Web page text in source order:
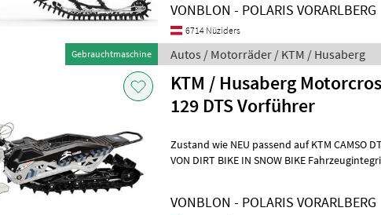
Gebrauchtmaschine
VONBLON - POLARIS VORARLBERG
6714 Nüziders
Autos / Motorräder / KTM / Husaberg
KTM / Husaberg
129 DTS Vorführer
Zustand wie NEU passend auf KTM CAMSO DTS 129 UMBAUSYSTEM
VON DIRT BIKE IN SNOW BIKE
VONBLON - POLARIS VORARLBERG